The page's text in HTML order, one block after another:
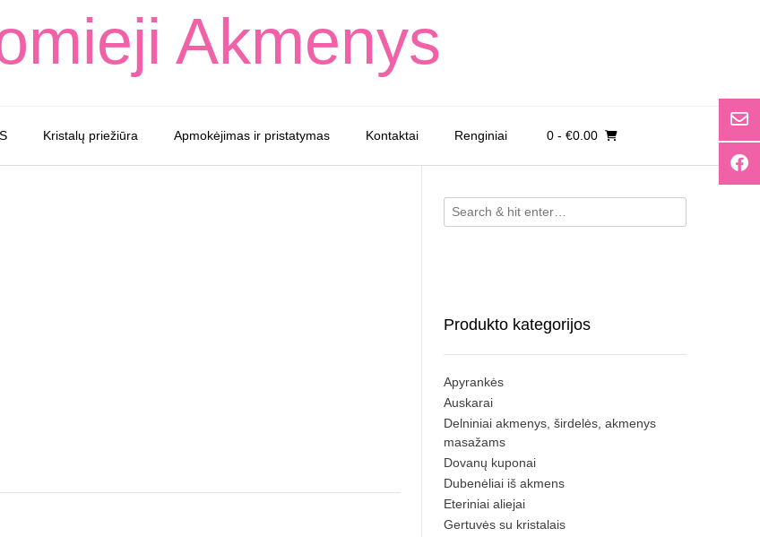
Akmenys
Kristalų priežiūra Apmokėjimas ir pristatymas Kontaktai Renginiai 0- €0.00
Produkto kategorijos
Apyrankės
Auskarai
Delniniai akmenys, širdelės, akmenys
masažams
Dovanų kuponai
Dubenėliai iš akmens
Eteriniai aliejai
Gertuvės su kristalais